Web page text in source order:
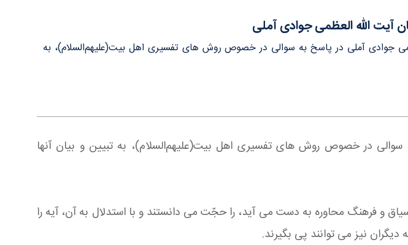
الله العظمی جوادی آملی
جوادی آملی در پاسخ به سوالی در خصوص روش های تفسیری اهل بیت(علیهم‌السلام)، به
در خصوص روش های تفسیری اهل بیت(علیهم‌السلام)، به تبیین و بیان آنها
و فرهنگ محاوره به دست می ‏آید، را حجّت می‏ دانستند و با استدلال به آن، آیه را
نیز می‏ توانند پی‏ بگیرند.